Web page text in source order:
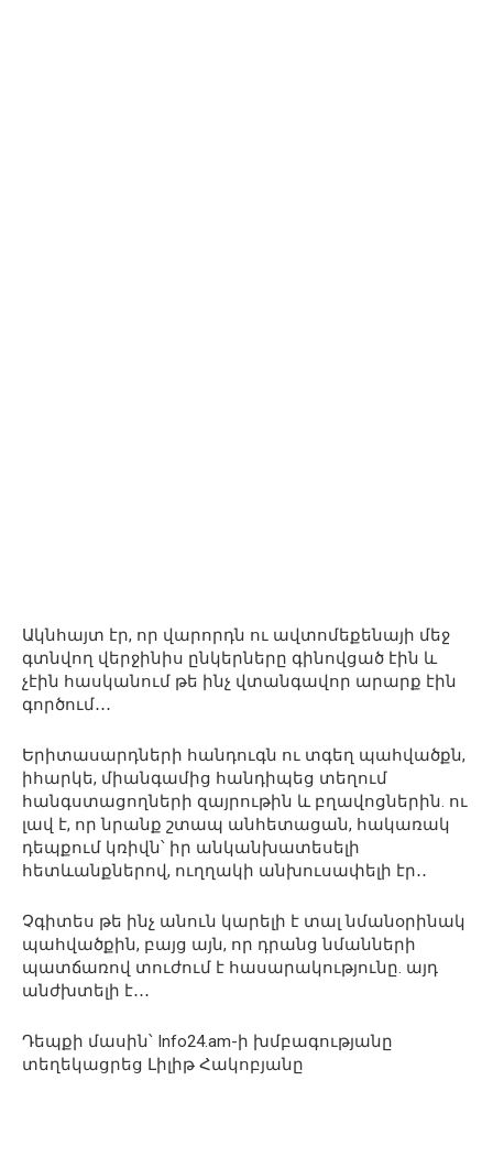
Ակնհայտ էր, որ վարորդն ու ավտոմեքենայի մեջ
գտնվող վերջինիս ընկերները գինովցած էին և
չէին հասկանում թե ինչ վտանգավոր արարք էին
գործում․․․
Երիտասարդների հանդուգն ու տգեղ պահվածքն,
իհարկե, միանգամից հանդիպեց տեղում
հանգստացողների զայրութին և բղավոցներին. ու
լավ է, որ նրանք շտապ անհետացան, հակառակ
դեպքում կռիվն՝ իր անկանխատեսելի
հետևանքներով, ուղղակի անխուսափելի էր․․
Չգիտես թե ինչ անուն կարելի է տալ նմանօրինակ
պահվածքին, բայց այն, որ դրանց նմանների
պատճառով տուժում է հասարակությունը. այդ
անժխտելի է․․․
Դեպքի մասին՝ Info24.am-ի խմբագությանը
տեղեկացրեց Լիլիթ Հակոբյանը